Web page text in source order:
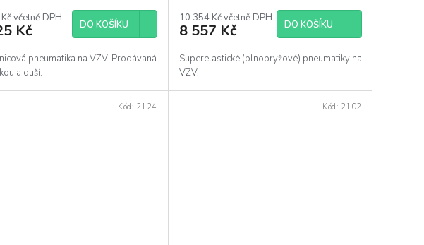
včetně DPH
Kč DO KOŠÍKU
pneumatika na VZV. Prodávaná
a duší.
10 354 Kč včetně DPH
8 557 Kč DO KOŠÍKU
Superelastické (plnopryžové) pneumatiky na
VZV.
Kód: 2124 Kód: 2102